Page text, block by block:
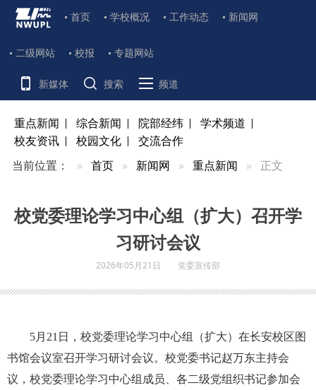
首页 学校概况 工作动态 新闻网
二级网站 校报 专题网站
新媒体 搜索 频道
重点新闻 综合新闻 院部经纬
学术频道
校友资讯
校园文化
交流合作
当前位置：
首页 新闻网 重点新闻 正文
校党委理论学习中心组（扩大）召开学
习研讨会议
2026年05月21日 党委宣传部
5月21日，校党委理论学习中心组（扩大）在长安校区图
书馆会议室召开学习研讨会议。校党委书记赵万东主持会
议，校党委理论学习中心组成员、各二级党组织书记参加会